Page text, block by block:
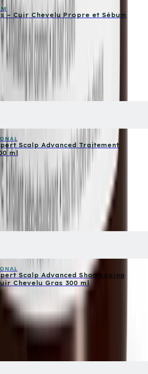
– Cuir Chevelu Propre et Sébum
Scalp Advanced Traitement
ml
Scalp Advanced Shampooing
Chevelu Gras 300 ml